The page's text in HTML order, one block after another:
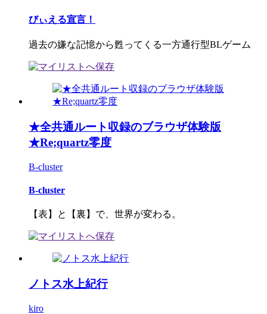
びぃえる宣言！
過去の嫌な記憶から甦ってくる一方通行型BLゲーム
★全共通ルート収録のブラウザ体験版
★Re;quartz零度
B-cluster
B-cluster
【表】と【裏】で、世界が変わる。
ノトス水上紀行
kiro